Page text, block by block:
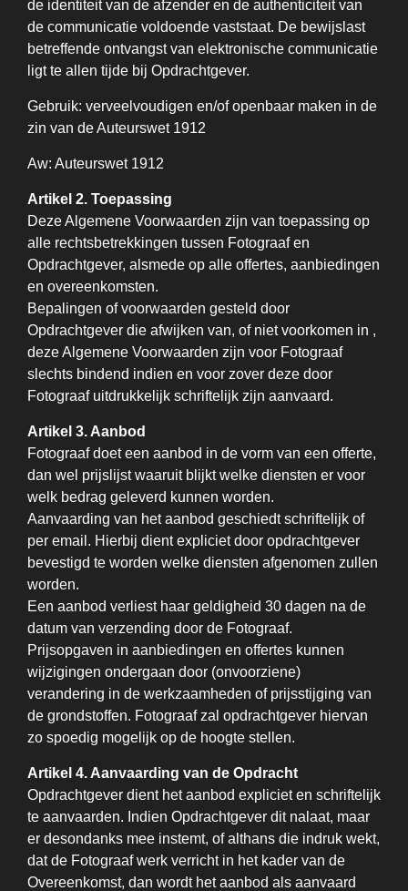
de identiteit van de afzender en de authenticiteit van
de communicatie voldoende vaststaat. De bewijslast
betreffende ontvangst van elektronische communicatie
ligt te allen tijde bij Opdrachtgever.
Gebruik: verveelvoudigen en/of openbaar maken in de
zin van de Auteurswet 1912
Aw: Auteurswet 1912
Artikel 2. Toepassing
Deze Algemene Voorwaarden zijn van toepassing op
alle rechtsbetrekkingen tussen Fotograaf en
Opdrachtgever, alsmede op alle offertes, aanbiedingen
en overeenkomsten.
Bepalingen of voorwaarden gesteld door
Opdrachtgever die afwijken van, of niet voorkomen in ,
deze Algemene Voorwaarden zijn voor Fotograaf
slechts bindend indien en voor zover deze door
Fotograaf uitdrukkelijk schriftelijk zijn aanvaard.
Artikel 3. Aanbod
Fotograaf doet een aanbod in de vorm van een offerte,
dan wel prijslijst waaruit blijkt welke diensten er voor
welk bedrag geleverd kunnen worden.
Aanvaarding van het aanbod geschiedt schriftelijk of
per email. Hierbij dient expliciet door opdrachtgever
bevestigd te worden welke diensten afgenomen zullen
worden.
Een aanbod verliest haar geldigheid 30 dagen na de
datum van verzending door de Fotograaf.
Prijsopgaven in aanbiedingen en offertes kunnen
wijzigingen ondergaan door (onvoorziene)
verandering in de werkzaamheden of prijsstijging van
de grondstoffen. Fotograaf zal opdrachtgever hiervan
zo spoedig mogelijk op de hoogte stellen.
Artikel 4. Aanvaarding van de Opdracht
Opdrachtgever dient het aanbod expliciet en schriftelijk
te aanvaarden. Indien Opdrachtgever dit nalaat, maar
er desondanks mee instemt, of althans die indruk wekt,
dat de Fotograaf werk verricht in het kader van de
Overeenkomst, dan wordt het aanbod als aanvaard